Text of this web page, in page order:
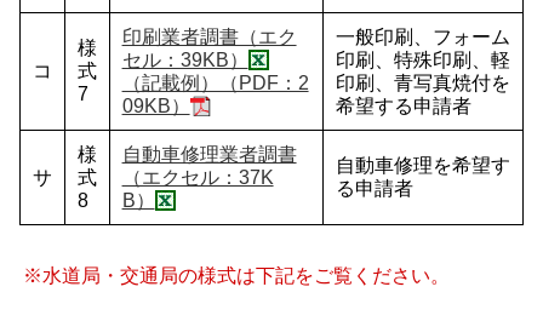
コ
様
式
7
印刷業者調書（エク
セル：39KB）
（記載例）（PDF：2
09KB）
一般印刷、フォーム
印刷、特殊印刷、軽
印刷、青写真焼付を
希望する申請者
サ
様
式
8
自動車修理業者調書
（エクセル：37K
B）
自動車修理を希望す
る申請者
※水道局・交通局の様式は下記をご覧ください。